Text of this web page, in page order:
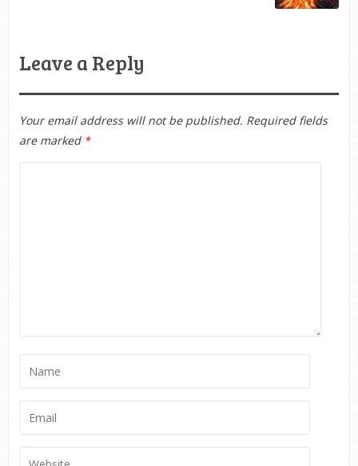
Leave a Reply
Your email address will not be published. Required fields
are marked *